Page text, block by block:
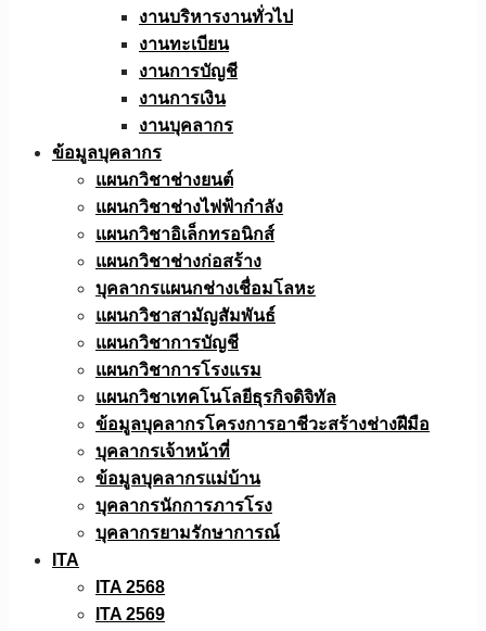
งานบริหารงานทั่วไป
งานทะเบียน
งานการบัญชี
งานการเงิน
งานบุคลากร
ข้อมูลบุคลากร
แผนกวิชาช่างยนต์
แผนกวิชาช่างไฟฟ้ากำลัง
แผนกวิชาอิเล็กทรอนิกส์
แผนกวิชาช่างก่อสร้าง
บุคลากรแผนกช่างเชื่อมโลหะ
แผนกวิชาสามัญสัมพันธ์
แผนกวิชาการบัญชี
แผนกวิชาการโรงแรม
แผนกวิชาเทคโนโลยีธุรกิจดิจิทัล
ข้อมูลบุคลากรโครงการอาชีวะสร้างช่างฝีมือ
บุคลากรเจ้าหน้าที่
ข้อมูลบุคลากรแม่บ้าน
บุคลากรนักการภารโรง
บุคลากรยามรักษาการณ์
ITA
ITA 2568
ITA 2569